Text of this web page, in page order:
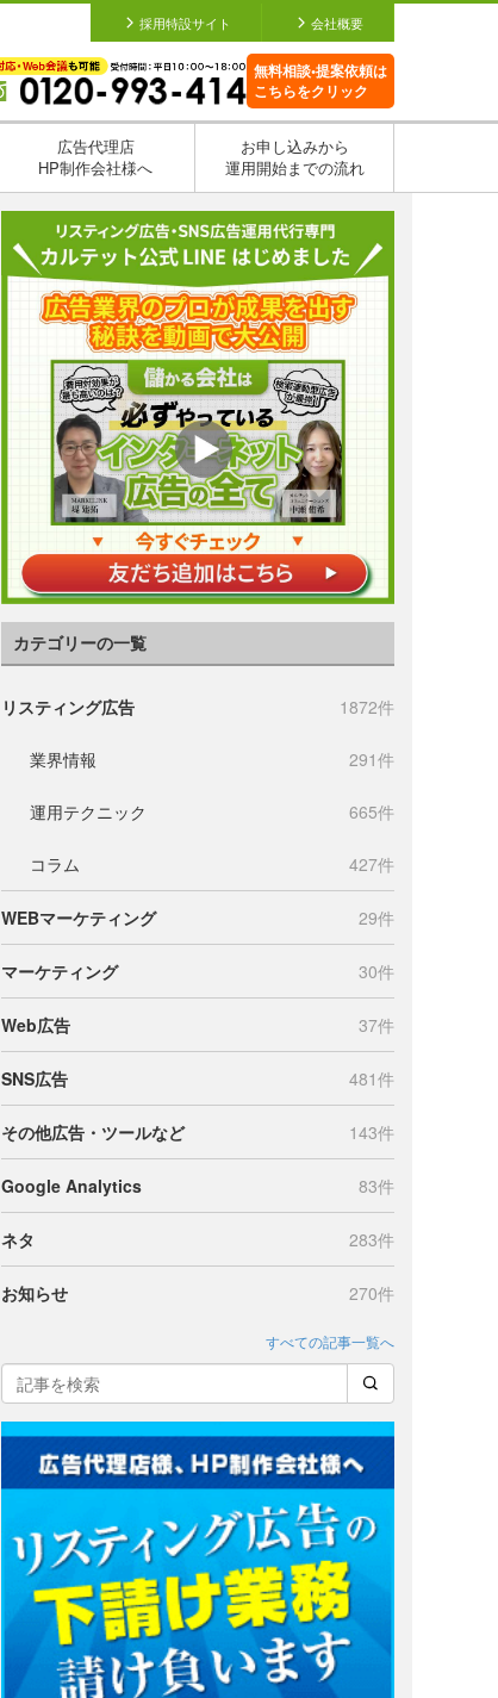
採用特設サイト 会社概要
無料相談•提案依頼は
こちらをクリック
広告代理店
HP制作会社様へ
お申し込みから
運用開始までの流れ
カテゴリーの一覧
リスティング広告 1872件
業界情報 291件
運用テクニック 665件
コラム 427件
WEBマーケティング 29件
マーケティング 30件
Web広告 37件
SNS広告 481件
その他広告・ツールなど 143件
Google Analytics 83件
ネタ 283件
お知らせ 270件
すべての記事一覧へ